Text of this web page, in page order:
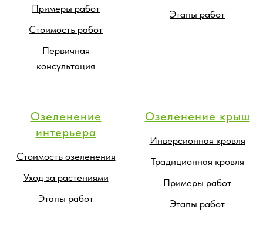
Примеры работ
Стоимость работ
Первичная
консультация
Этапы работ
Озеленение
интерьера
Стоимость озеленения
Уход за растениями
Этапы работ
Озеленение крыш
Инверсионная кровля
Традиционная кровля
Примеры работ
Этапы работ